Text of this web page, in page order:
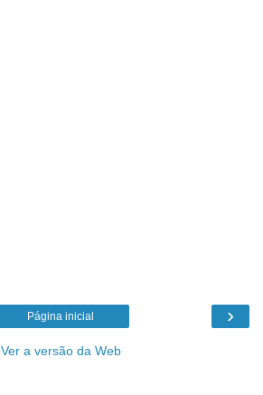
›
Página inicial
Ver a versão da Web